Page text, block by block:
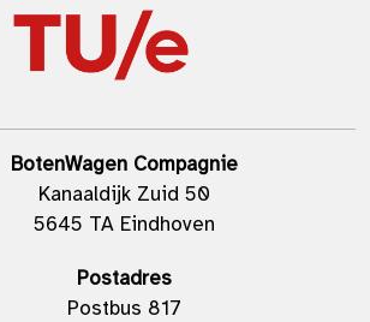
BotenWagen Compagnie
Kanaaldijk Zuid 50
5645 TA Eindhoven
Postadres
Postbus 817